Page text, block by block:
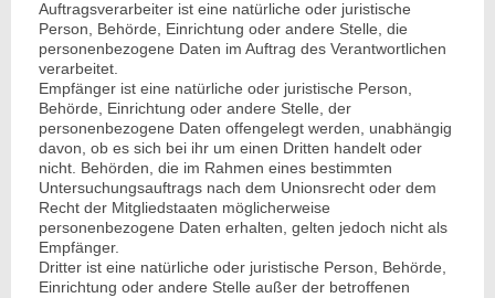
Auftragsverarbeiter ist eine natürliche oder juristische
Person, Behörde, Einrichtung oder andere Stelle, die
personenbezogene Daten im Auftrag des Verantwortlichen
verarbeitet.
Empfänger ist eine natürliche oder juristische Person,
Behörde, Einrichtung oder andere Stelle, der
personenbezogene Daten offengelegt werden, unabhängig
davon, ob es sich bei ihr um einen Dritten handelt oder
nicht. Behörden, die im Rahmen eines bestimmten
Untersuchungsauftrags nach dem Unionsrecht oder dem
Recht der Mitgliedstaaten möglicherweise
personenbezogene Daten erhalten, gelten jedoch nicht als
Empfänger.
Dritter ist eine natürliche oder juristische Person, Behörde,
Einrichtung oder andere Stelle außer der betroffenen